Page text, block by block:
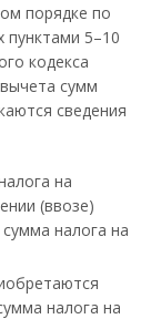
порядке по
пунктами 5–10
кодекса
сумм
сведения
на
(ввозе)
налога на
налога на